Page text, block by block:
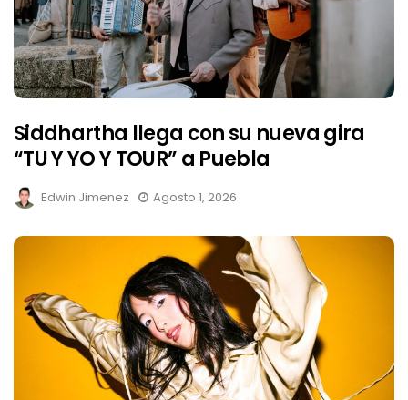
Siddhartha llega con su nueva gira
“TU Y YO Y TOUR” a Puebla
Edwin Jimenez Agosto 1, 2026